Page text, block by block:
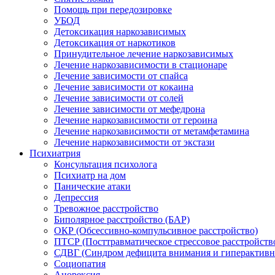
Помощь при передозировке
УБОД
Детоксикация наркозависимых
Детоксикация от наркотиков
Принудительное лечение наркозависимых
Лечение наркозависимости в стационаре
Лечение зависимости от спайса
Лечение зависимости от кокаина
Лечение зависимости от солей
Лечение зависимости от мефедрона
Лечение наркозависимости от героина
Лечение наркозависимости от метамфетамина
Лечение наркозависимости от экстази
Психиатрия
Консультация психолога
Психиатр на дом
Панические атаки
Депрессия
Тревожное расстройство
Биполярное расстройство (БАР)
ОКР (Обсессивно-компульсивное расстройство)
ПТСР (Посттравматическое стрессовое
СДВГ (Синдром дефицита внимания и
Социопатия